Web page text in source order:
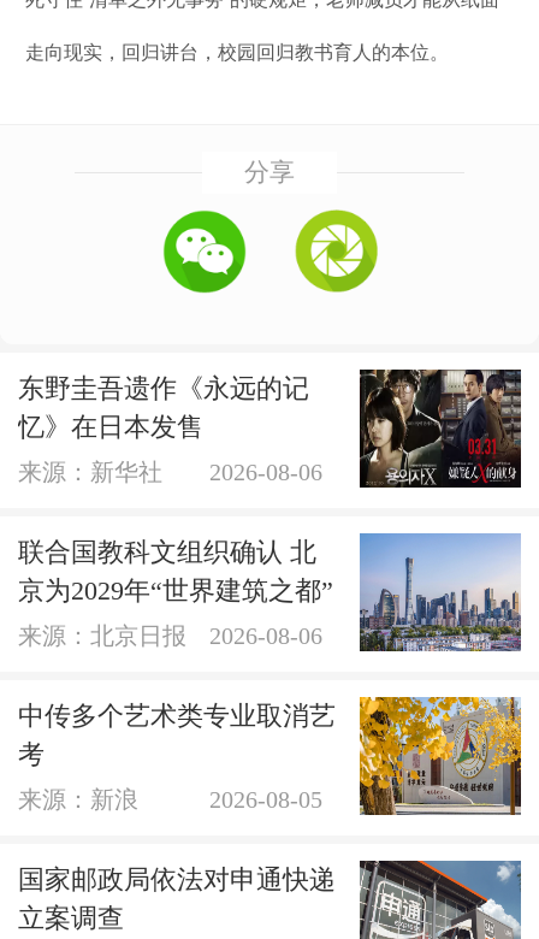
走向现实，回归讲台，校园回归教书育人的本位。
分享
东野圭吾遗作《永远的记
忆》在日本发售
来源：新华社 2026-08-06
联合国教科文组织确认 北
京为2029年“世界建筑之都”
来源：北京日报 2026-08-06
中传多个艺术类专业取消艺
考
来源：新浪 2026-08-05
国家邮政局依法对申通快递
立案调查